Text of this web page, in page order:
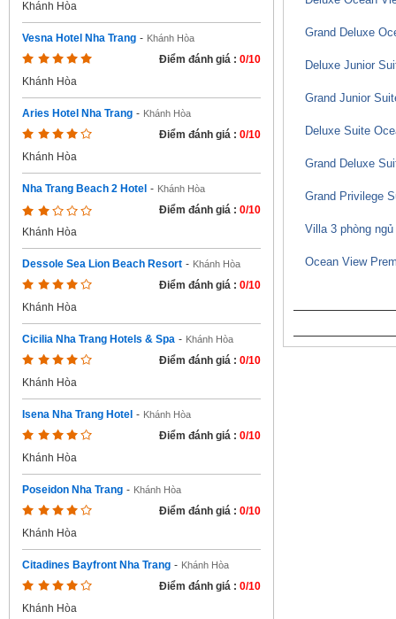
Khánh Hòa
Vesna Hotel Nha Trang - Khánh Hòa
Điểm đánh giá : 0/10
Khánh Hòa
Aries Hotel Nha Trang - Khánh Hòa
Điểm đánh giá : 0/10
Khánh Hòa
Nha Trang Beach 2 Hotel - Khánh Hòa
Điểm đánh giá : 0/10
Khánh Hòa
Dessole Sea Lion Beach Resort - Khánh Hòa
Điểm đánh giá : 0/10
Khánh Hòa
Cicilia Nha Trang Hotels & Spa - Khánh Hòa
Điểm đánh giá : 0/10
Khánh Hòa
Isena Nha Trang Hotel - Khánh Hòa
Điểm đánh giá : 0/10
Khánh Hòa
Poseidon Nha Trang - Khánh Hòa
Điểm đánh giá : 0/10
Khánh Hòa
Citadines Bayfront Nha Trang - Khánh Hòa
Điểm đánh giá : 0/10
Khánh Hòa
Grand Deluxe
Deluxe Junior
Grand Junior
Deluxe Suite
Grand Deluxe
Grand Privilege
Villa 3 phòng
Ocean View